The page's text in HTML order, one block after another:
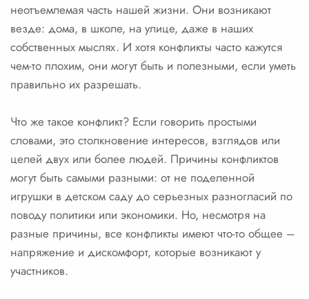
неотъемлемая часть нашей жизни. Они возникают
везде: дома, в школе, на улице, даже в наших
собственных мыслях. И хотя конфликты часто кажутся
чем-то плохим, они могут быть и полезными, если уметь
правильно их разрешать.
Что же такое конфликт? Если говорить простыми
словами, это столкновение интересов, взглядов или
целей двух или более людей. Причины конфликтов
могут быть самыми разными: от не поделенной
игрушки в детском саду до серьезных разногласий по
поводу политики или экономики. Но, несмотря на
разные причины, все конфликты имеют что-то общее –
напряжение и дискомфорт, которые возникают у
участников.